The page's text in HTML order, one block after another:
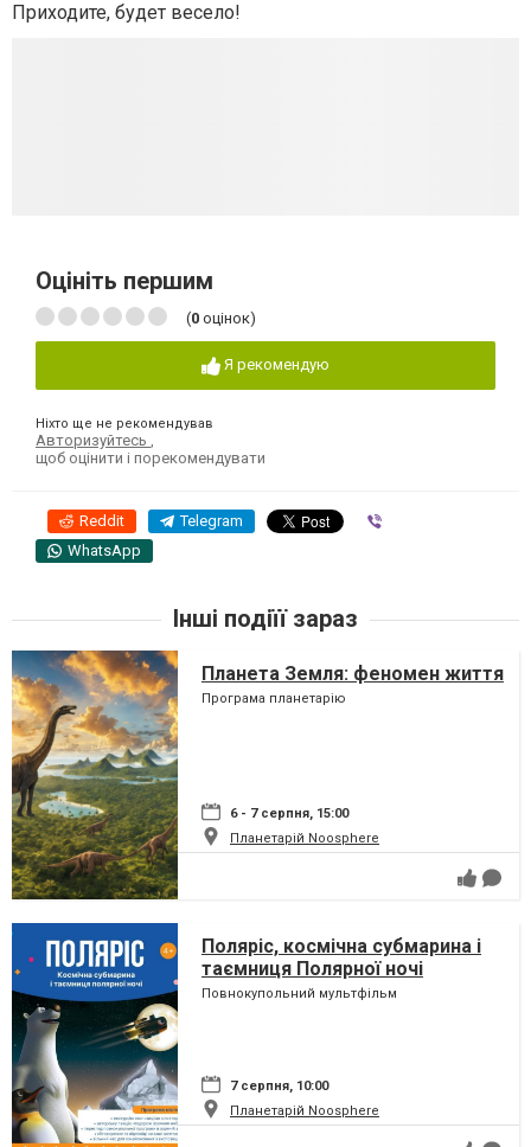
Приходите, будет весело!
Оцініть першим
(0 оцінок)
Я рекомендую
Ніхто ще не рекомендував
Авторизуйтесь
щоб оцінити і порекомендувати
Reddit Telegram
WhatsApp
Інші подіїї зараз
Планета Земля: феномен життя
Програма планетарію
6 - 7 серпня, 15:00
Планетарій Noosphere
Поляріс, космічна субмарина і
таємниця Полярної ночі
Повнокупольний мультфільм
7 серпня, 10:00
Планетарій Noosphere